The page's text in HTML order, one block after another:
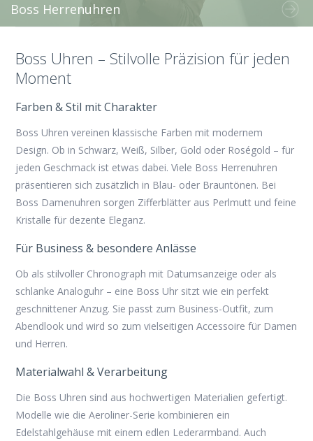
Boss Herrenuhren
Boss Uhren – Stilvolle Präzision für jeden
Moment
Farben & Stil mit Charakter
Boss Uhren vereinen klassische Farben mit modernem
Design. Ob in Schwarz, Weiß, Silber, Gold oder Roségold – für
jeden Geschmack ist etwas dabei. Viele Boss Herrenuhren
präsentieren sich zusätzlich in Blau- oder Brauntönen. Bei
Boss Damenuhren sorgen Zifferblätter aus Perlmutt und feine
Kristalle für dezente Eleganz.
Für Business & besondere Anlässe
Ob als stilvoller Chronograph mit Datumsanzeige oder als
schlanke Analoguhr – eine Boss Uhr sitzt wie ein perfekt
geschnittener Anzug. Sie passt zum Business-Outfit, zum
Abendlook und wird so zum vielseitigen Accessoire für Damen
und Herren.
Materialwahl & Verarbeitung
Die Boss Uhren sind aus hochwertigen Materialien gefertigt.
Modelle wie die Aeroliner-Serie kombinieren ein
Edelstahlgehäuse mit einem edlen Lederarmband. Auch